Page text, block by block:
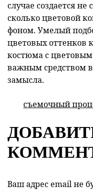
случае создается
сколько цветовой
фоном. Умелый
цветовых оттенков
костюма с
важным средством
замысла.
съемочный
Ваш адрес email не